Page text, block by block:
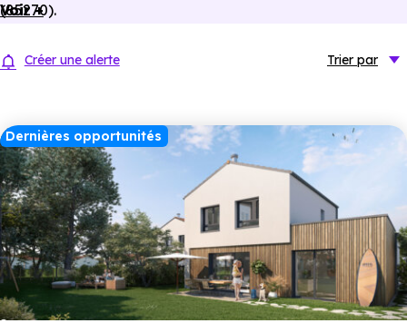
Investir
Ressources
Financer
(85270).
Voir +
Créer une alerte Trier par
Dernières opportunités